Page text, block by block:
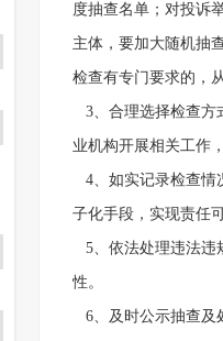
度抽查名单；对投诉
主体，要加大随机抽
检查有专门要求的，
3、合理选择检查方
业机构开展相关工作
4、如实记录检查情
子化手段，实现责任
5、依法处理违法违
性。
6、及时公示抽查及